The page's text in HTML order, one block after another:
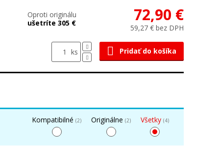
Oproti originálu
ušetríte 305 €
72,90 €
59,27 € bez DPH
ks Pridať do košíka
Kompatibilné (2) Originálne (2) Všetky (4)